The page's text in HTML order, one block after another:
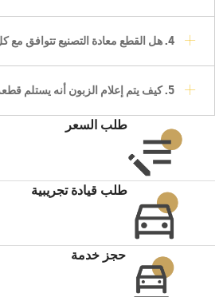
4. هل القطع معادة التصنيع تتوافق مع كل معايير الجودة؟
5. كيف يتم إعلام الزبون أنه يستلم قطعة معادة التصنيع؟
طلب السعر
طلب قيادة تجريبية
حجز خدمة